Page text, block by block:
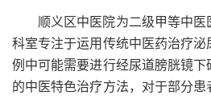
顺义区中医院为二级甲等中
科室专注于运用传统中医药治疗
例中可能需要进行经尿道膀胱镜
的中医特色治疗方法，对于部分